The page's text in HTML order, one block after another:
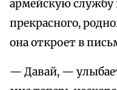
армейскую службу
прекрасного,
она откроет в
— Давай, —